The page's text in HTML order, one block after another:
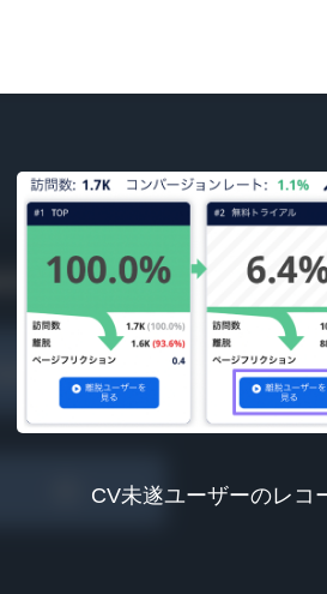
CV未遂ユーザーのレコ